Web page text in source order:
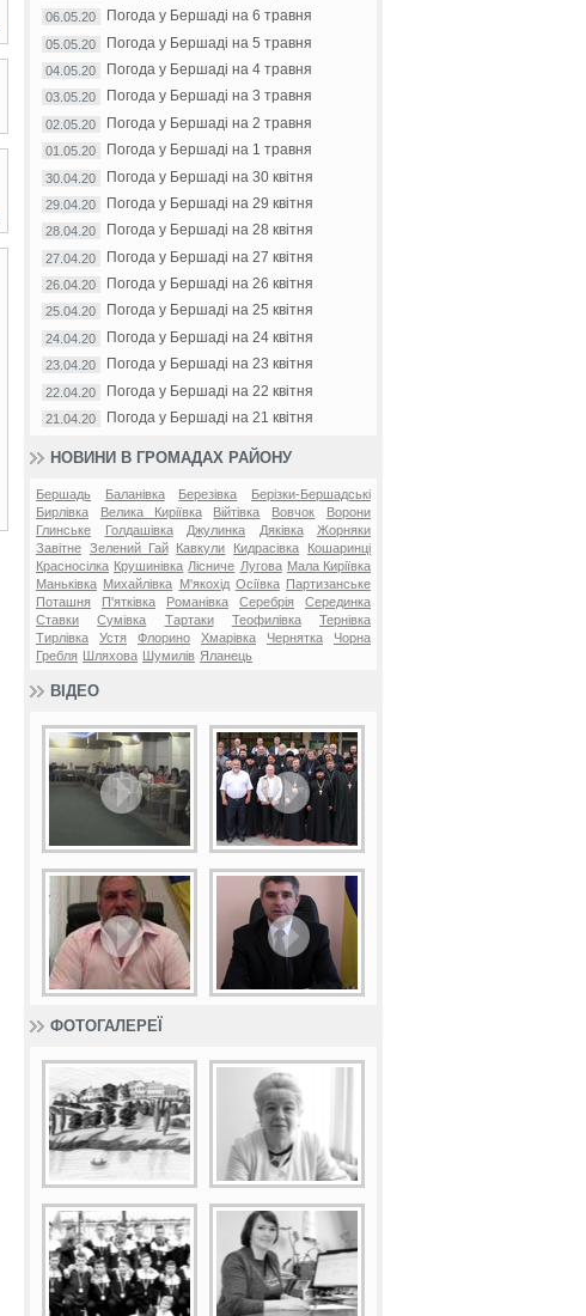
06.05.20 Погода у Бершаді на 6 травня
05.05.20 Погода у Бершаді на 5 травня
04.05.20 Погода у Бершаді на 4 травня
03.05.20 Погода у Бершаді на 3 травня
02.05.20 Погода у Бершаді на 2 травня
01.05.20 Погода у Бершаді на 1 травня
30.04.20 Погода у Бершаді на 30 квітня
29.04.20 Погода у Бершаді на 29 квітня
28.04.20 Погода у Бершаді на 28 квітня
27.04.20 Погода у Бершаді на 27 квітня
26.04.20 Погода у Бершаді на 26 квітня
25.04.20 Погода у Бершаді на 25 квітня
24.04.20 Погода у Бершаді на 24 квітня
23.04.20 Погода у Бершаді на 23 квітня
22.04.20 Погода у Бершаді на 22 квітня
21.04.20 Погода у Бершаді на 21 квітня
НОВИНИ В ГРОМАДАХ РАЙОНУ
Бершадь Баланівка Березівка
Берізки-Бершадські
Бирлівка
Велика Киріївка Війтівка Вовчок
Ворони
Глинське
Голдашівка Джулинка Дяківка
Жорняки
Завітне Зелений Гай Кавкули Кидрасівка
Кошаринці
Красносілка Крушинівка Лісниче Лугова Мала Киріївка
Маньківка Михайлівка М'якохід Осіївка
Партизанське
Поташня
П'ятківка Романівка Серебрія
Серединка
Ставки
Сумівка Тартаки Теофилівка
Тернівка
Тирлівка
Устя Флорино Хмарівка Чернятка
Чорна
Гребля Шляхова Шумилів Яланець
ВІДЕО
ФОТОГАЛЕРЕЇ